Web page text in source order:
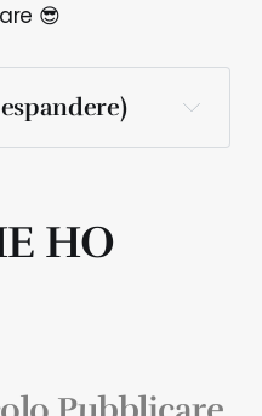
😎
di Silvia
HO